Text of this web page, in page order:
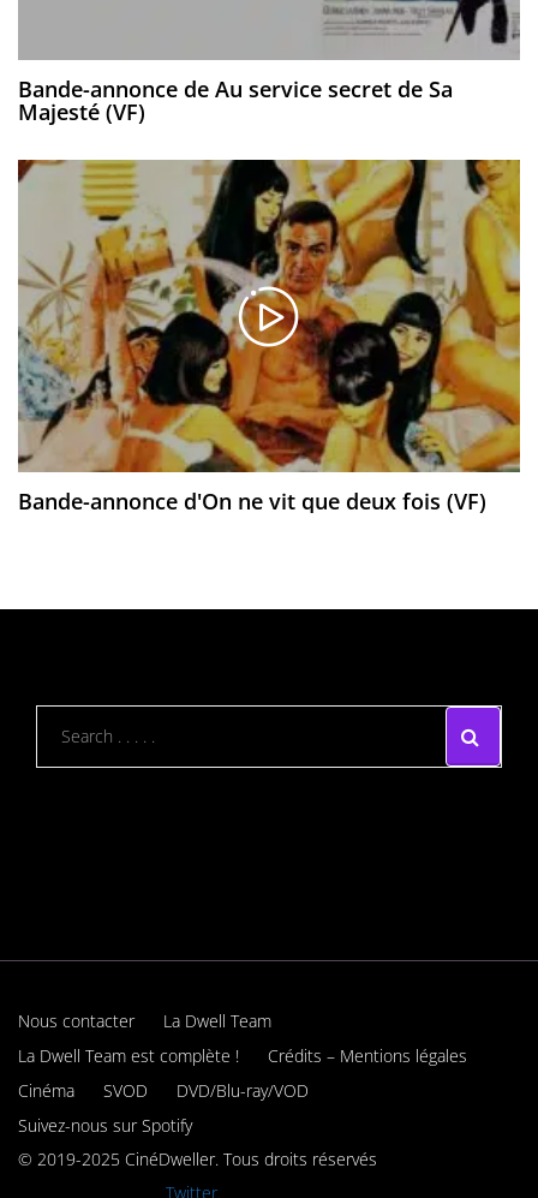
Bande-annonce de Au service secret de Sa
Majesté (VF)
Bande-annonce d'On ne vit que deux fois (VF)
Nous contacter
La Dwell Team
La Dwell Team est complète !
Crédits – Mentions légales
Cinéma
SVOD
DVD/Blu-ray/VOD
Suivez-nous sur Spotify
© 2019-2025 CinéDweller. Tous droits réservés
Twitter.